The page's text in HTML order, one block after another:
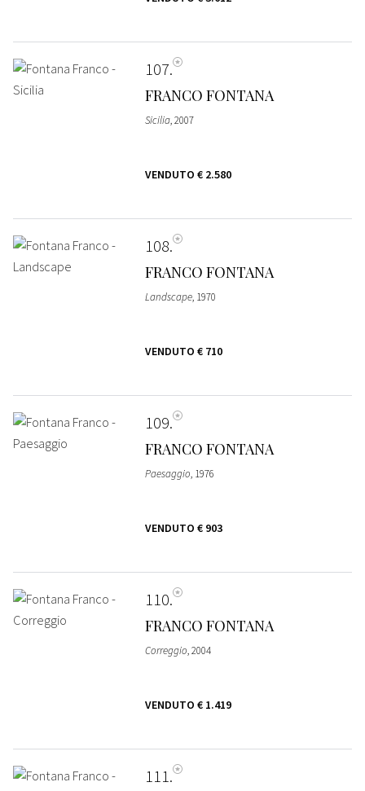
107
FRANCO FONTANA
Sicilia, 2007
VENDUTO € 2.580
108
FRANCO FONTANA
Landscape, 1970
VENDUTO € 710
109
FRANCO FONTANA
Paesaggio, 1976
VENDUTO € 903
110
FRANCO FONTANA
Correggio, 2004
VENDUTO € 1.419
111